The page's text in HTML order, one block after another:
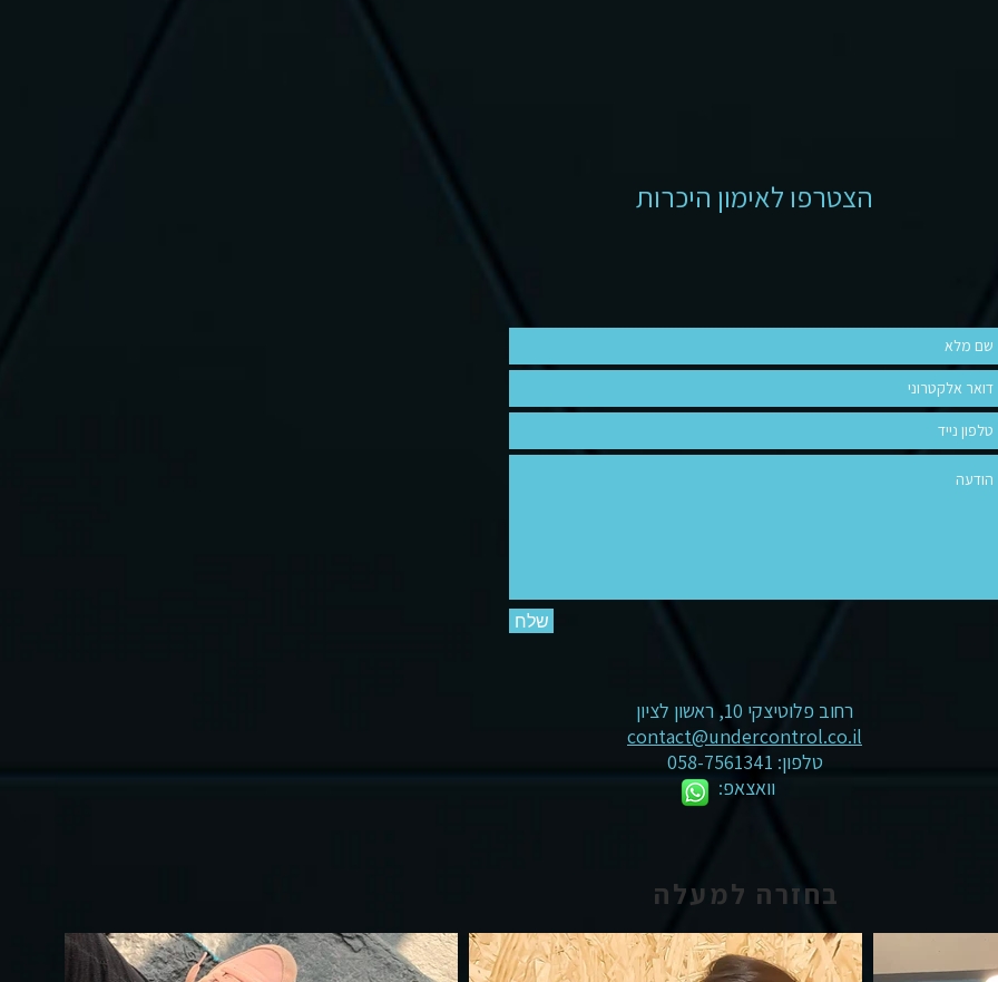
הצטרפו לאימון היכרות
שלח
רחוב פלוטיצקי 10, ראשון לציון
contact@undercontrol.co.il
טלפון: 058-7561341
וואצאפ:
בחזרה למעלה